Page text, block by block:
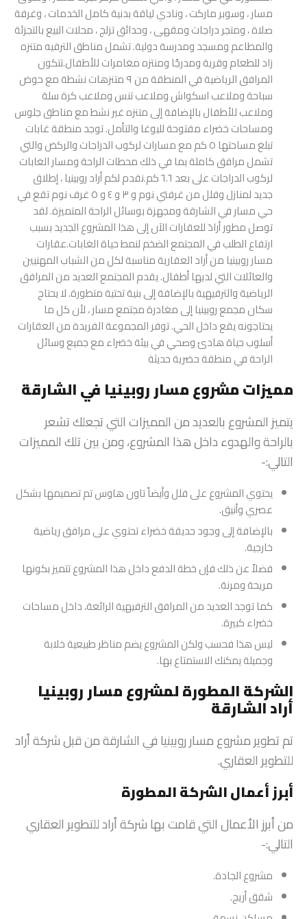
مسار ، وسوبر ماركت ، ونادي لياقة بدنية كامل الخدمات ، وغرفة
صلاة ، ومتجر دراجات ومقهى ، وحدائق تزلج ، محلات البيع بالتجزئة
والمطاعم ومسجد ومدرسة دولية. تشمل مناطق الترفيه متنزه
زاد للطعام وقرية ومدرجًا ومنتزه مغامرات للأطفال.تتكون
المرافق الرياضية في المنطقة من ۹ متنزهات نشطة مع حوض
سباحة وملاعب اسكواش وملاعب تنس وملاعب كرة سلة
وملاعب للأطفال بالإضافة إلى متنزه غير نشط مع مناطق جلوس
ومساحات خضراء مفتوحة لليوغا والتأمل. توجد منطقة غابات
تبلغ مساحتها ٥ كم مع مسارات لركوب الدراجات والركض والتي
تشمل مرافق كاملة بما في ذلك محطات الراحة ومسار الغابات
لركوب الدراجات على بعد ٦.٦ كم.نقدم لكم أراد روبينيا ، إطلاق
جديد لمنازل وفلل من غرفتي نوم و ۳ و ٤ و ٥ غرف نوم تقع في
حي مسار في الشارقة ومجهزة بوسائل الراحة المتميزة. لقد
توصل مطور أرادَ للعقارات الآن إلى هذا المشروع الجديد بسبب
ارتفاع الطلب في المجتمع الضخم لنمط حياة الغابات.عقارات
مسار روبينيا من أراد العقارية مناسبة لكل من الشباب المهنيين
والعائلات التي لديها أطفال. يقدم المجتمع العديد من المرافق
الرياضية والترفيهية بالإضافة إلى بنية تحتية متطورة. لا يحتاج
سكان مجمع روبينيا إلى مغادرة مجتمع مسار ، لأن كل ما
يحتاجونه يقع داخل الحي. توفر المجموعة الفريدة من العقارات
أسلوب حياة هادئ وصحي في بيئة خضراء مع جميع وسائل
الراحة في منطقة حضرية حديثة
مميزات مشروع مسار روبينيا في الشارقة
يتميز المشروع بالعديد من المميزات التي تجعلك تشعر
بالراحة والهدوء داخل هذا المشروع، ومن بين تلك المميزات
التالي:-
يحتوي المشروع على فلل وأيضاً تاون هاوس تم تصميمها بشكل
عصري وأنيق.
بالإضافة إلى وجود حديقة خضراء تحتوي على مرافق رياضية
خارجية.
فضلاً عن ذلك فإن خطة الدفع داخل هذا المشروع تتميز بكونها
مريحة ومرنة.
كما توجد العديد من المرافق الترفيهية الرائعة، داخل مساحات
خضراء كبيرة.
ليس هذا فحسب ولكن المشروع يضم مناظر طبيعية خلابة
وجميلة يمكنك الاستمتاع بها.
الشركة المطورة لمشروع مسار روبينيا
أراد الشارقة
تم تطوير مشروع مسار روبينيا في الشارقة من قبل شركة أراد
للتطوير العقاري.
أبرز أعمال الشركة المطورة
من أبرز الأعمال التي قامت بها شركة أراد للتطوير العقاري
التالي:-
مشروع الجادة.
شقق أريج.